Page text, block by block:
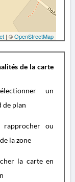
| ©OpenStreetMap
de la carte
un
de plan
rapprocher ou
la zone
la carte en